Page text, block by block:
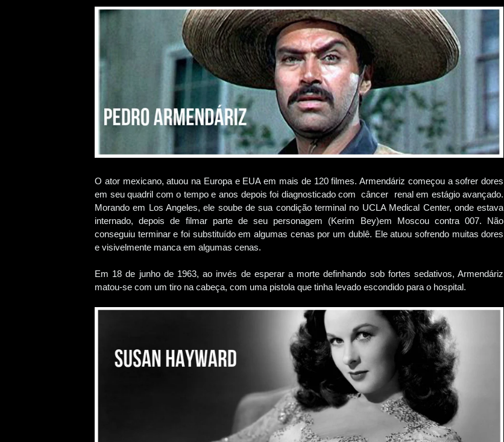
O ator mexicano, atuou na Europa e EUA em mais de 120 filmes. Armendáriz começou a sofrer dores
em seu quadril com o tempo e anos depois foi diagnosticado com câncer renal em estágio avançado.
Morando em Los Angeles, ele soube de sua condição terminal no UCLA Medical Center, onde estava
internado, depois de filmar parte de seu personagem (Kerim Bey)em Moscou contra 007. Não
conseguiu terminar e foi substituído em algumas cenas por um dublê. Ele atuou sofrendo muitas dores
e visivelmente manca em algumas cenas.
Em 18 de junho de 1963, ao invés de esperar a morte definhando sob fortes sedativos, Armendáriz
matou-se com um tiro na cabeça, com uma pistola que tinha levado escondido para o hospital.